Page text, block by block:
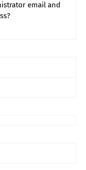
email and